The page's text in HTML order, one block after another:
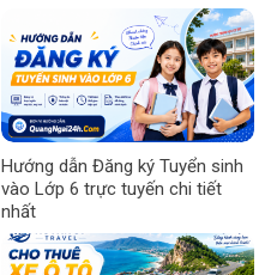
Hướng dẫn Đăng ký Tuyển sinh
vào Lớp 6 trực tuyến chi tiết
nhất